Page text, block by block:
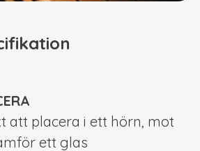
att placera i ett hörn, mot
ett glas